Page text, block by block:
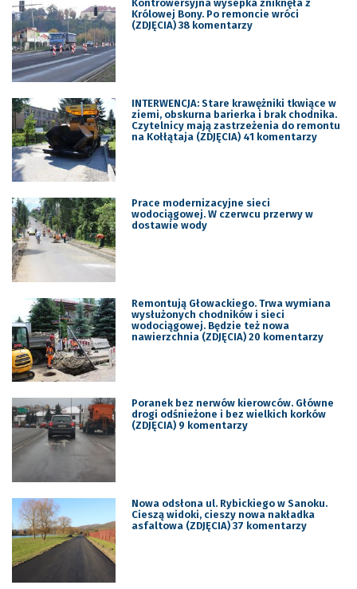
Kontrowersyjna wysepka zniknęła z
Królowej Bony. Po remoncie wróci
(ZDJĘCIA) 38 komentarzy
INTERWENCJA: Stare krawężniki tkwiące w
ziemi, obskurna barierka i brak chodnika.
Czytelnicy mają zastrzeżenia do remontu
na Kołłątaja (ZDJĘCIA) 41 komentarzy
Prace modernizacyjne sieci
wodociągowej. W czerwcu przerwy w
dostawie wody
Remontują Głowackiego. Trwa wymiana
wysłużonych chodników i sieci
wodociągowej. Będzie też nowa
nawierzchnia (ZDJĘCIA) 20 komentarzy
Poranek bez nerwów kierowców. Główne
drogi odśnieżone i bez wielkich korków
(ZDJĘCIA) 9 komentarzy
Nowa odsłona ul. Rybickiego w Sanoku.
Cieszą widoki, cieszy nowa nakładka
asfaltowa (ZDJĘCIA) 37 komentarzy